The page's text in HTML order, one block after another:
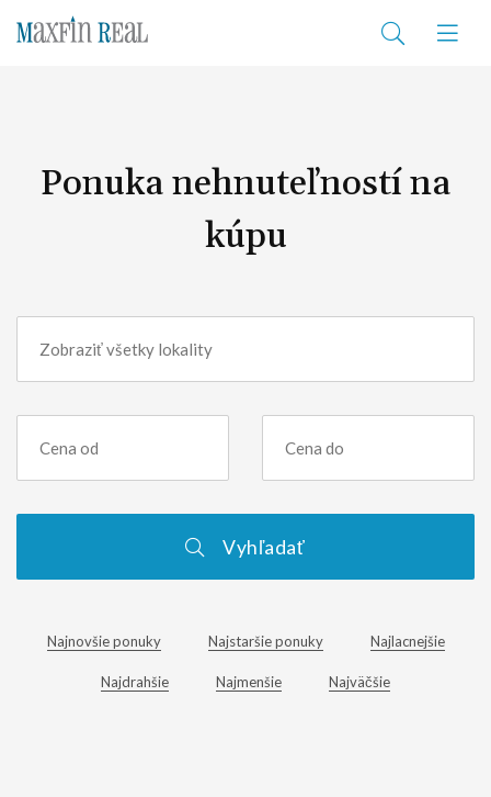
Ponuka nehnuteľností na
kúpu
Vyhľadať
Najnovšie ponuky Najstaršie ponuky Najlacnejšie
Najdrahšie Najmenšie Najväčšie